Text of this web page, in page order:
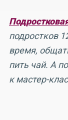
подростков
время,
пить чай. А
к мастер-